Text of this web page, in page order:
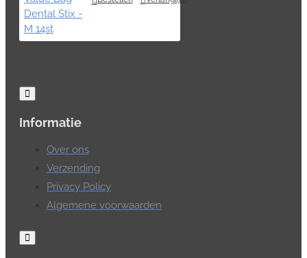
Informatie
Over ons
Verzending
Privacy Policy
Algemene voorwaarden